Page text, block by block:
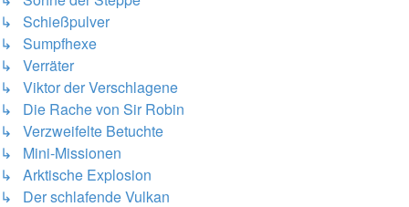
↳ Schießpulver
↳ Sumpfhexe
↳ Verräter
↳ Viktor der Verschlagene
↳ Die Rache von Sir Robin
↳ Verzweifelte Betuchte
↳ Mini-Missionen
↳ Arktische Explosion
↳ Der schlafende Vulkan